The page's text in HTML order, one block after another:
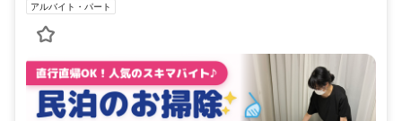
アルバイト・パート